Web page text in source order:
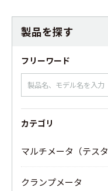
製品を探す
フリーワード
カテゴリ
マルチメータ（テスタ
アナログマルチメー
クランプメータ